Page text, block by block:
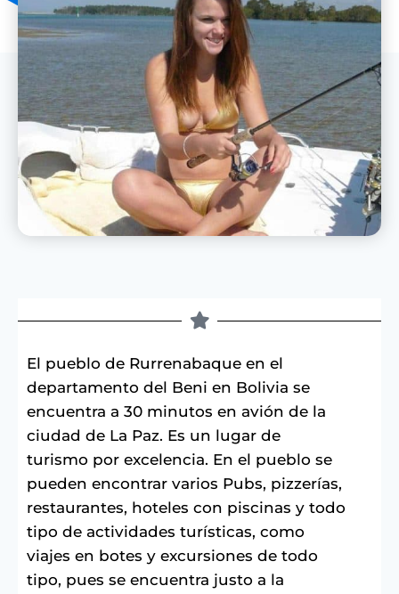
El pueblo de Rurrenabaque en el
departamento del Beni en Bolivia se
encuentra a 30 minutos en avión de la
ciudad de La Paz. Es un lugar de
turismo por excelencia. En el pueblo se
pueden encontrar varios Pubs, pizzerías,
restaurantes, hoteles con piscinas y todo
tipo de actividades turísticas, como
viajes en botes y excursiones de todo
tipo, pues se encuentra justo a la